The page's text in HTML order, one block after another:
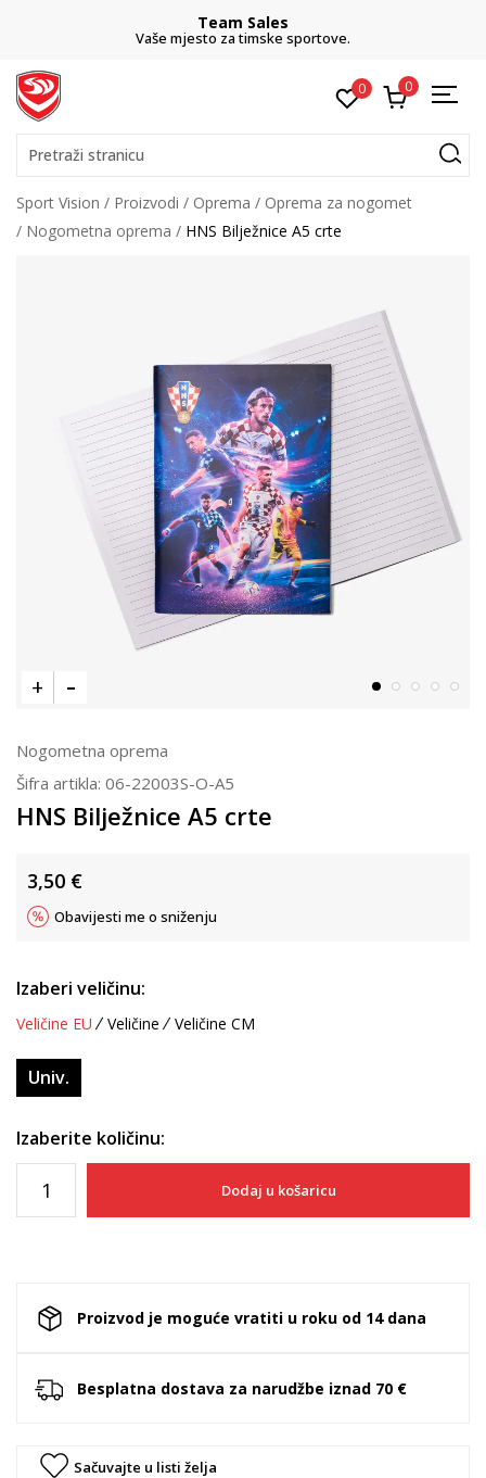
Team Sales
Vaše mjesto za timske sportove.
0 0
Pretraži stranicu
Sport Vision Proizvodi Oprema
Oprema za nogomet
Nogometna oprema
HNS Bilježnice A5 crte
Nogometna oprema
Šifra artikla: 06-22003S-O-A5
HNS Bilježnice A5 crte
3,50 €
Obavijesti me o sniženju
Izaberi veličinu:
Veličine EU Veličine Veličine CM
Univ.
Izaberite količinu:
Dodaj u košaricu
Proizvod je moguće vratiti u roku od 14 dana
Besplatna dostava za narudžbe iznad 70 €
Sačuvajte u listi želja